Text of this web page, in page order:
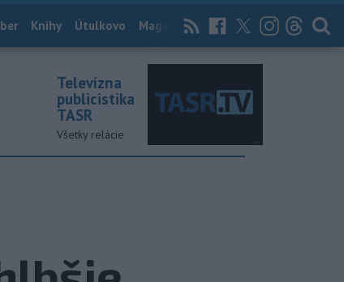
Knihy Útulkovo Magazín News Now Archív
Televízna
publicistika
TASR
Všetky relácie